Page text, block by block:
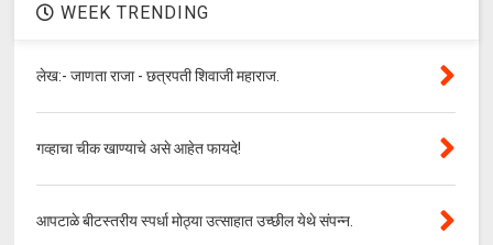
WEEK TRENDING
लेख:- जाणता राजा - छत्रपती शिवाजी महाराज.
गव्हाचा चीक खाण्याचे असे आहेत फायदे!
आपटाळे बीटस्तरीय स्पर्धा मोठ्या उत्साहात उच्छील येथे संपन्न.